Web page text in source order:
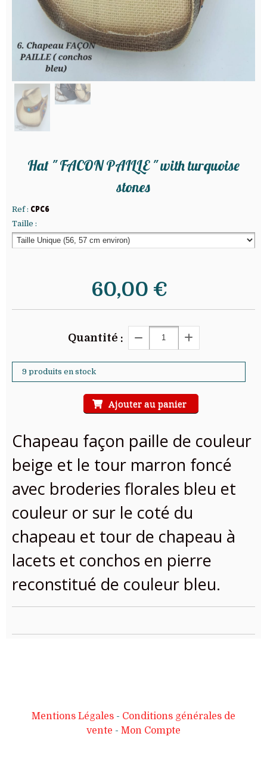
Hat " FACON PAILLE " with turquoise
stones
Ref : CPC6
Taille :
60,00 €
Quantité :
9 produits en stock
Ajouter au panier
Chapeau façon paille de couleur
beige et le tour marron foncé
avec broderies florales bleu et
couleur or sur le coté du
chapeau et tour de chapeau à
lacets et conchos en pierre
reconstitué de couleur bleu.
Mentions Légales
Conditions générales de
vente
Mon Compte